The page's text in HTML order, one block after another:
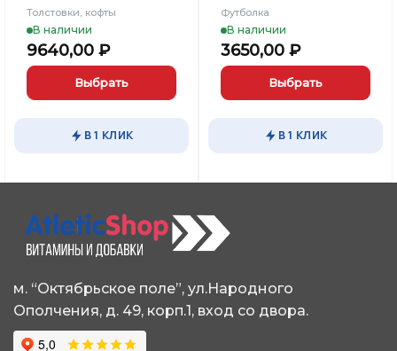
Толстовки, кофты
В наличии
9640,00 ₽
Выбрать
вариаций.
можно
выбрать
на
товара.
В 1 КЛИК
Футболка
В наличии
3650,00 ₽
Выбрать
вариаций.
можно
выбрать
товара.
В 1 КЛИК
м. “Октябрьское поле”, ул.Народного
Ополчения, д. 49, корп.1, вход со двора.